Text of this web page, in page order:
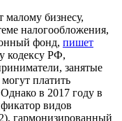
бизнесу,
налогообложения,
фонд, пишет
кодексу РФ,
занятые
платить
в 2017 году в
видов
гармонизированный